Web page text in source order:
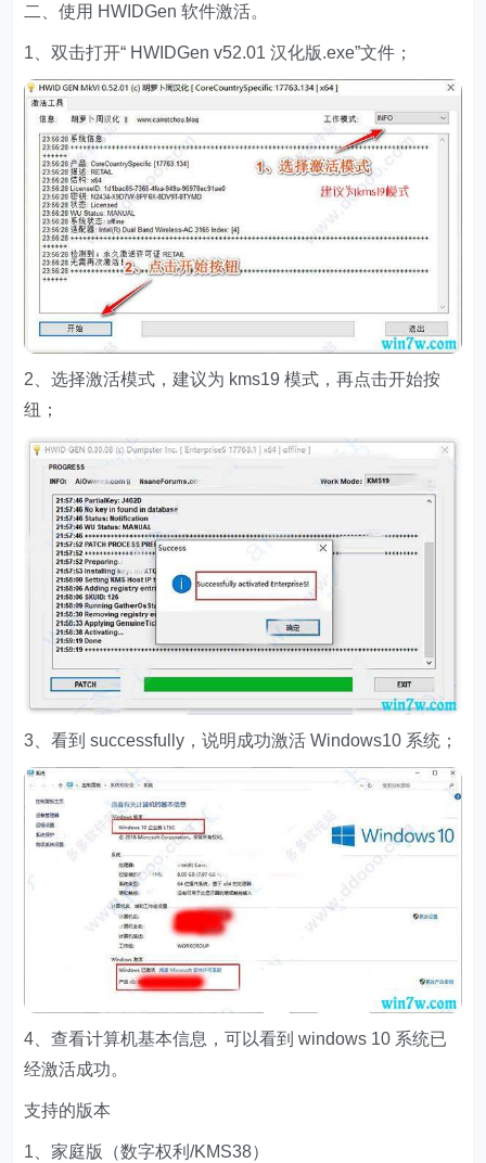
二、使用 HWIDGen 软件激活。
1、双击打开“ HWIDGen v52.01 汉化版.exe”文件；
2、选择激活模式，建议为 kms19 模式，再点击开始按
纽；
3、看到 successfully，说明成功激活 Windows10 系统；
4、查看计算机基本信息，可以看到 windows 10 系统已
经激活成功。
支持的版本
1、家庭版（数字权利/KMS38）